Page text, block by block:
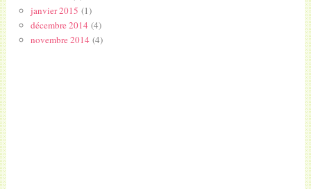
janvier 2015 (1)
décembre 2014(4)
novembre 2014(4)